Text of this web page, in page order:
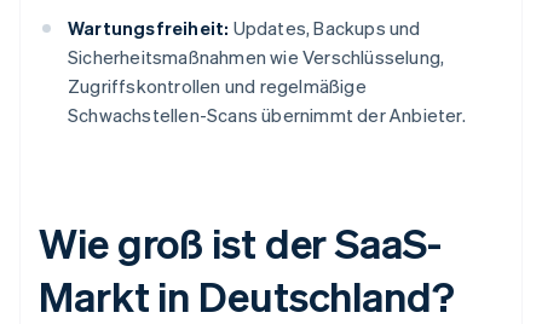
Wartungsfreiheit: Updates, Backups und
Sicherheitsmaßnahmen wie Verschlüsselung,
Zugriffskontrollen und regelmäßige
Schwachstellen-Scans übernimmt der Anbieter.
Wie groß ist der SaaS-
Markt in Deutschland?